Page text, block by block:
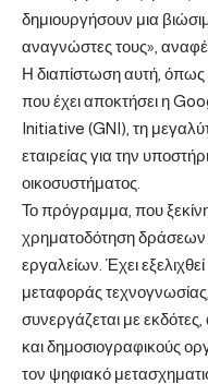
δημιουργήσουν μια
αναγνώστες τους»,
Η διαπίστωση αυτή, όπως
που έχει αποκτήσει η
Initiative (GNI), τη
εταιρείας για την
οικοσυστήματος.
Το πρόγραμμα, που
χρηματοδότηση δράσεων
εργαλείων. Έχει
μεταφοράς
συνεργάζεται με
και δημοσιογραφικούς
τον ψηφιακό